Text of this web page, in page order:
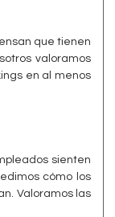
que tienen
valoramos
en al menos
sienten
cómo los
Valoramos las